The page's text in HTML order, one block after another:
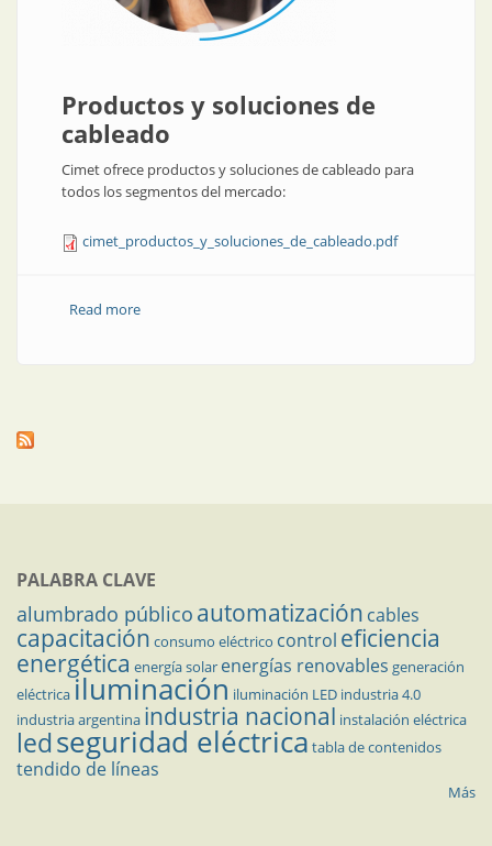
Productos y soluciones de
cableado
Cimet ofrece productos y soluciones de cableado para
todos los segmentos del mercado:
cimet_productos_y_soluciones_de_cableado.pdf
Read moreabout Cimet ofrece productos y soluciones de
PALABRA CLAVE
alumbrado público automatización cables
capacitación consumo eléctrico control eficiencia
energética energía solar energías renovables generación
eléctricailuminación iluminación LED industria 4.0
industria argentina industria nacional instalación eléctrica
ledseguridad eléctrica tabla de contenidos
tendido de líneas
Más